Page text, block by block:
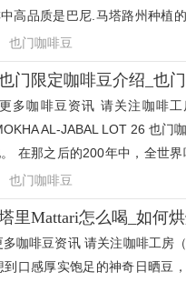
高品质是巴尼.马塔路州种植
名同时
也门咖啡豆
多咖啡豆资讯 请关注咖啡工
AL-JABAL LOT 26 也门
在那之后的200年中，全世
西亚和巴
也门咖啡豆
里Mattari怎么喝_如何
咖啡豆资讯 请关注咖啡工房
口感厚实饱足的神奇日晒豆